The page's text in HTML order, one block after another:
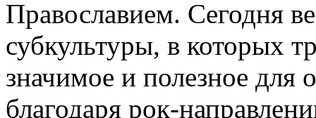
Православием. Сегодня
субкультуры, в которых
значимое и полезное
благодаря рок-